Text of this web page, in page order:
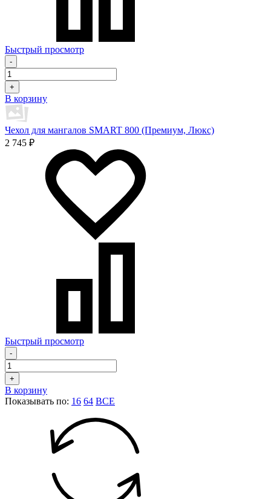
Быстрый просмотр
-
+
В корзину
Чехол для мангалов SMART 800 (Премиум, Люкс)
2 745 ₽
Быстрый просмотр
-
+
В корзину
Показывать по: 16 64 ВСЕ